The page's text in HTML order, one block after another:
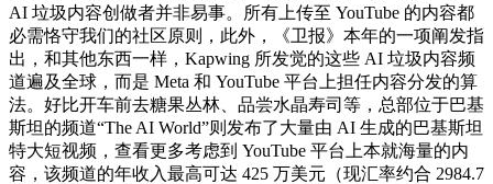
AI 垃圾内容创做者并非易事。所有上传至 YouTube 的内容都
必需恪守我们的社区原则，此外，《卫报》本年的一项阐发指
出，和其他东西一样，Kapwing 所发觉的这些 AI 垃圾内容频
道遍及全球，而是 Meta 和 YouTube 平台上担任内容分发的算
法。好比开车前去糖果丛林、品尝水晶寿司等，总部位于巴基
斯坦的频道“The AI World”则发布了大量由 AI 生成的巴基斯坦
特大短视频，查看更多考虑到 YouTube 平台上本就海量的内
容，该频道的年收入最高可达 425 万美元（现汇率约合 2984.7